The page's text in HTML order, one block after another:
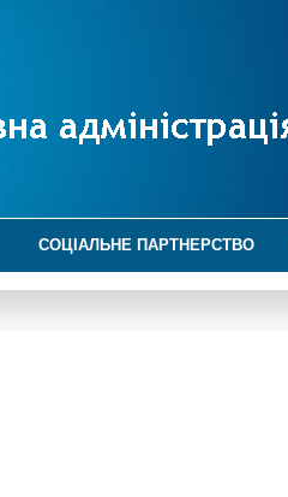
СОЦІАЛЬНЕ ПАРТНЕРСТВО